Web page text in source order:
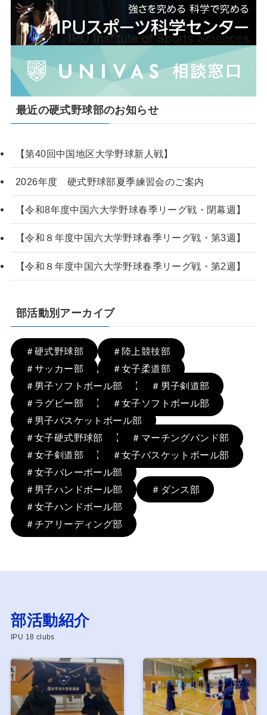
最近の硬式野球部のお知らせ
【第40回中国地区大学野球新人戦】
2026年度 硬式野球部夏季練習会のご案内
【令和8年度中国六大学野球春季リーグ戦・閉幕週】
【令和８年度中国六大学野球春季リーグ戦・第3週】
【令和８年度中国六大学野球春季リーグ戦・第2週】
部活動別アーカイブ
＃硬式野球部
＃陸上競技部
＃サッカー部
＃女子柔道部
＃男子ソフトボール部
＃男子剣道部
＃ラグビー部
＃女子ソフトボール部
＃男子バスケットボール部
＃女子硬式野球部
＃マーチングバンド部
＃女子剣道部
＃女子バスケットボール部
＃女子バレーボール部
＃男子ハンドボール部
＃ダンス部
＃女子ハンドボール部
＃チアリーディング部
部活動紹介
IPU 18 clubs